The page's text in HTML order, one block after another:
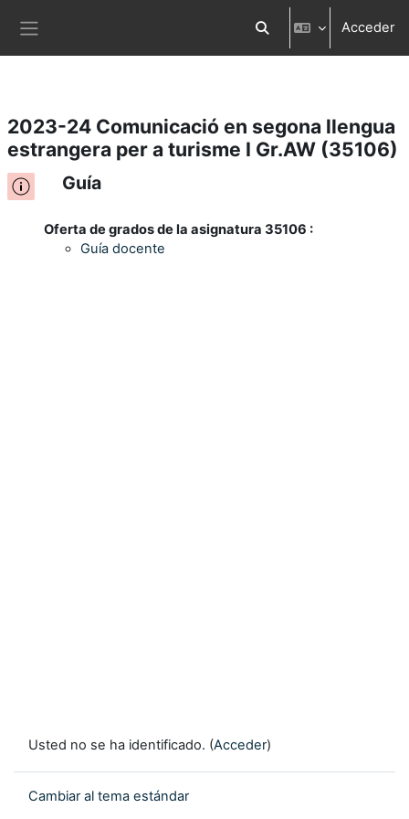
Salta al contenido principal Selector de búsqueda
Acceder
2023-24 Comunicació en segona llengua
estrangera per a turisme I Gr.AW (35106)
Guía
Oferta de grados de la asignatura 35106 :
Guía docente
Usted no se ha identificado. (Acceder)
Cambiar al tema estándar